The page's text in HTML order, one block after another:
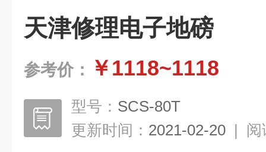
天津修理电子地磅
参考价： ￥1118~1118
型号： SCS-80T
更新时间： 2021-02-20 | 阅